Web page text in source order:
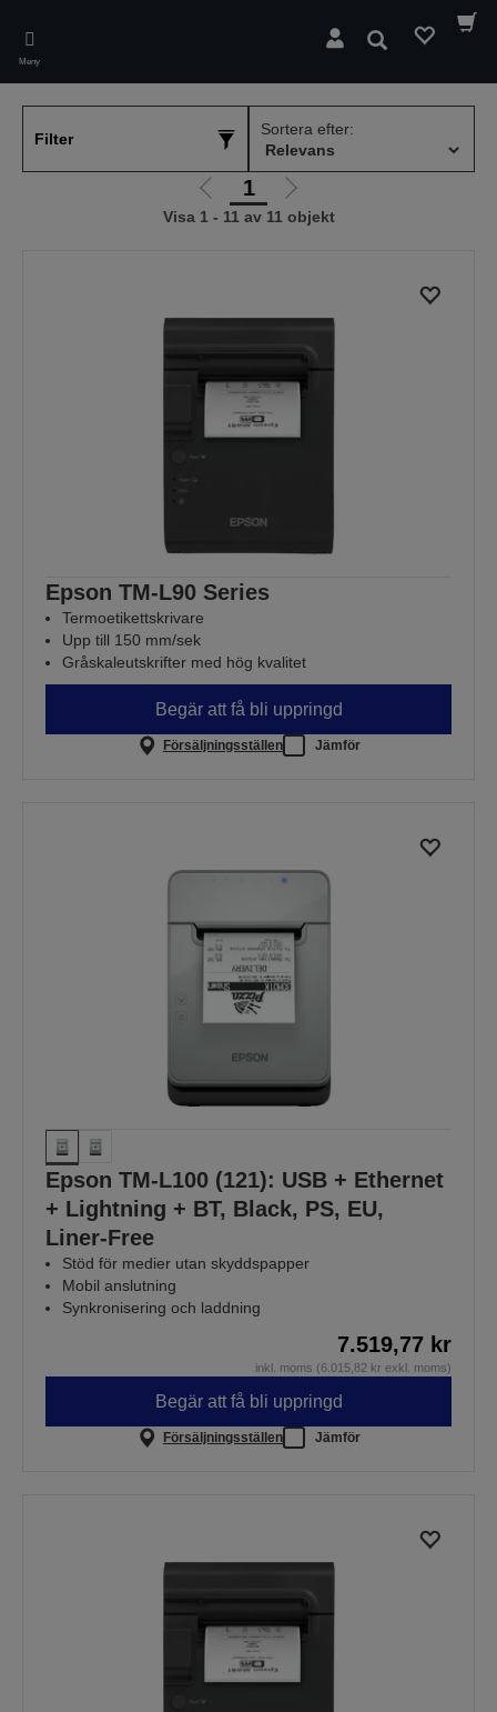
main
content
Meny
Sök
Filter
Sortera efter:
Gå
till
1
Gå
till
Visa 1 - 11 av 11 objekt
Epson TM-L90 Series
Termoetikettskrivare
Upp till 150 mm/sek
Gråskaleutskrifter med hög kvalitet
Begär att få bli uppringd
Försäljningsställen Jämför
Epson TM-L100 (121): USB + Ethernet
+ Lightning + BT, Black, PS, EU,
Liner-Free
Stöd för medier utan skyddspapper
Mobil anslutning
Synkronisering och laddning
7.519,77 kr
inkl. moms (6.015,82 kr exkl. moms)
Begär att få bli uppringd
Försäljningsställen Jämför